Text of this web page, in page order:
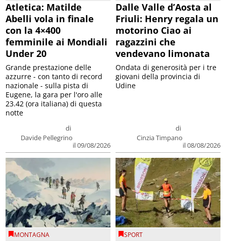
Atletica: Matilde
Abelli vola in finale
con la 4×400
femminile ai Mondiali
Under 20
di
Davide Pellegrino
il 09/08/2026
Grande prestazione delle
azzurre - con tanto di record
nazionale - sulla pista di
Eugene, la gara per l'oro alle
23.42 (ora italiana) di questa
notte
Dalle Valle d’Aosta al
Friuli: Henry regala un
motorino Ciao ai
ragazzini che
vendevano limonata
di
Cinzia Timpano
il 08/08/2026
Ondata di generosità per i tre
giovani della provincia di
Udine
MONTAGNA SPORT